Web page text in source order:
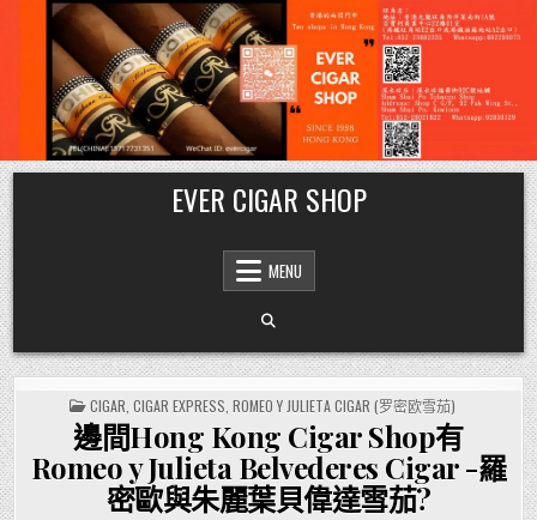
Skip
to
content
EVER CIGAR SHOP
MENU
POSTED
IN
CIGAR CIGAR EXPRESS ROMEO Y JULIETA CIGAR (罗密欧雪茄)
邊間Hong Kong Cigar Shop有
Romeo y Julieta Belvederes Cigar -羅
密歐與朱麗葉貝偉達雪茄?